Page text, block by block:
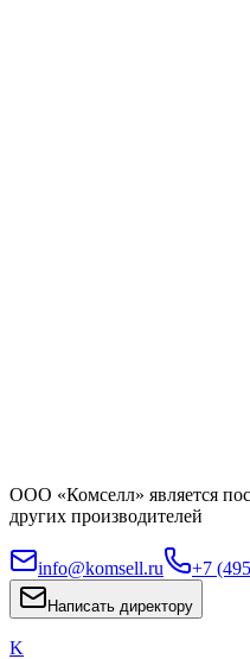
ООО «Комселл» является
других производителей
info@komsell.ru +7
Написать директору
K